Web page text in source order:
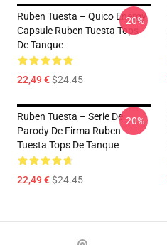
Ruben Tuesta – Quico Energy
Capsule Ruben Tuesta Tops
De Tanque
22,49 €$24.45
-20%
Ruben Tuesta – Serie De
Parody De Firma Ruben
Tuesta Tops De Tanque
22,49 €$24.45
-20%